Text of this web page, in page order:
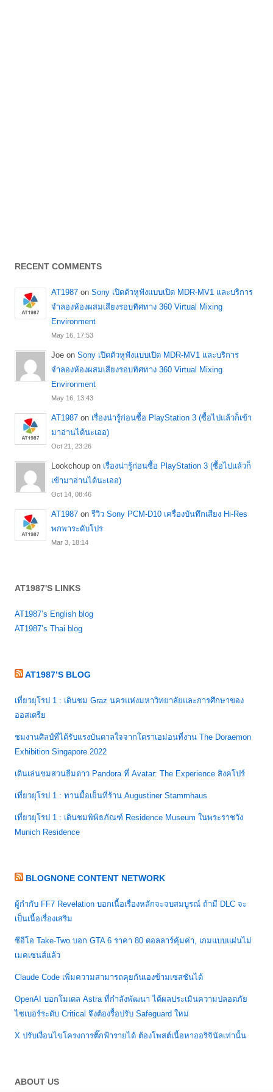
RECENT COMMENTS
AT1987 on Sony เปิดตัวหูฟังแบบเปิด MDR-MV1 และบริการ
จำลองห้องผสมเสียงรอบทิศทาง 360 Virtual Mixing
Environment
May 16, 17:53
Joe on Sony เปิดตัวหูฟังแบบเปิด MDR-MV1 และบริการ
จำลองห้องผสมเสียงรอบทิศทาง 360 Virtual Mixing
Environment
May 16, 13:43
AT1987 on เรื่องน่ารู้ก่อนซื้อ PlayStation 3 (ซื้อไปแล้วก็เข้า
มาอ่านได้นะเออ)
Oct 21, 23:26
Lookchoup on เรื่องน่ารู้ก่อนซื้อ PlayStation 3 (ซื้อไปแล้วก็
เข้ามาอ่านได้นะเออ)
Oct 14, 08:46
AT1987 on รีวิว Sony PCM-D10 เครื่องบันทึกเสียง Hi-Res
พกพาระดับโปร
Mar 3, 18:14
AT1987'S LINKS
AT1987’s English blog
AT1987’s Thai blog
AT1987’S BLOG
เที่ยวยุโรป 1 : เดินชม Graz นครแห่งมหาวิทยาลัยและการศึกษาของ
ออสเตรีย
ชมงานศิลป์ที่ได้รับแรงบันดาลใจจากโดราเอม่อนที่งาน The Doraemon
Exhibition Singapore 2022
เดินเล่นชมสวนธีมดาว Pandora ที่ Avatar: The Experience สิงคโปร์
เที่ยวยุโรป 1 : ทานมื้อเย็นที่ร้าน Augustiner Stammhaus
เที่ยวยุโรป 1 : เดินชมพิพิธภัณฑ์ Residence Museum ในพระราชวัง
Munich Residence
BLOGNONE CONTENT NETWORK
ผู้กำกับ FF7 Revelation บอกเนื้อเรื่องหลักจะจบสมบูรณ์ ถ้ามี DLC จะ
เป็นเนื้อเรื่องเสริม
ซีอีโอ Take-Two บอก GTA 6 ราคา 80 ดอลลาร์คุ้มค่า, เกมแบบแผ่นไม่
เมคเซนส์แล้ว
Claude Code เพิ่มความสามารถคุยกันเองข้ามเซสชันได้
OpenAI บอกโมเดล Astra ที่กำลังพัฒนา ได้ผลประเมินความปลอดภัย
ไซเบอร์ระดับ Critical จึงต้องรื้อปรับ Safeguard ใหม่
X ปรับเงื่อนไขโครงการติ๊กฟ้ารายได้ ต้องโพสต์เนื้อหาออริจินัลเท่านั้น
ABOUT US